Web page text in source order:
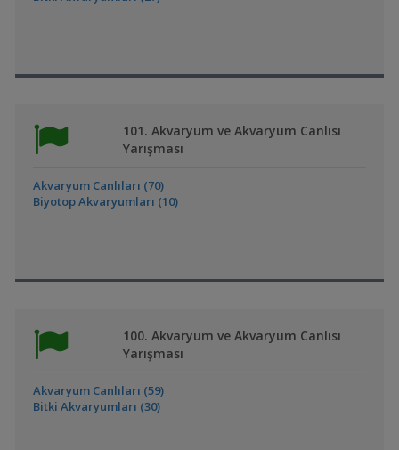
101. Akvaryum ve Akvaryum Canlısı
Yarışması
Akvaryum Canlıları (70)
Biyotop Akvaryumları (10)
100. Akvaryum ve Akvaryum Canlısı
Yarışması
Akvaryum Canlıları (59)
Bitki Akvaryumları (30)